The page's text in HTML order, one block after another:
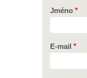
Jméno
E-mail